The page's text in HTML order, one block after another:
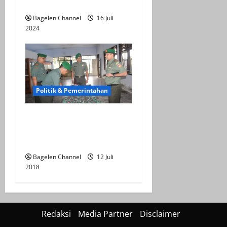
Bagelen Channel
16 Juli
2024
Politik & Pemerintahan
Bagelen Channel
12 Juli
2018
Redaksi Media Partner Disclaimer